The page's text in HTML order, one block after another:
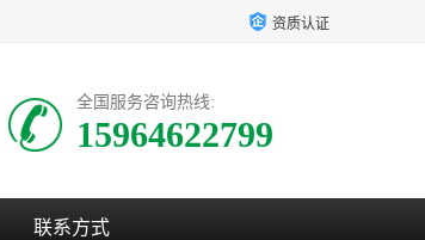
资质认证
全国服务咨询热线:
15964622799
联系方式